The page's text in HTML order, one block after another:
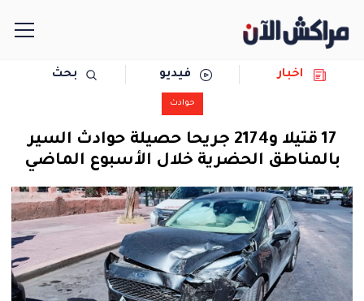
مجتمع
سياسة
رياضة
حوادث
دولية
اخبار فيديو بحث
حوادث
17 قتيلا و2174 جريحا حصيلة حوادث السير
بالمناطق الحضرية خلال الأسبوع الماضي